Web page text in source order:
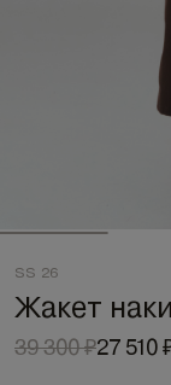
SS 26
Жакет
39 300 ₽27 510